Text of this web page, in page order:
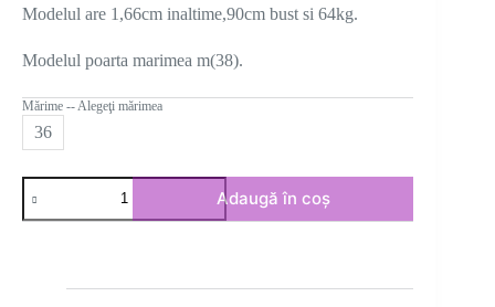
Modelul are 1,66cm inaltime,90cm bust si 64kg.
Modelul poarta marimea m(38).
Mărime -- Alegeţi mărimea
36
Cantitate
Rochie
sacou
Adaugă în coș